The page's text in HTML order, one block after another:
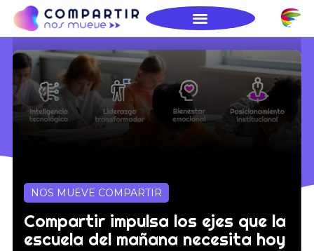
NOS MUEVE COMPARTIR
Compartir impulsa los ejes que la
escuela del mañana necesita hoy